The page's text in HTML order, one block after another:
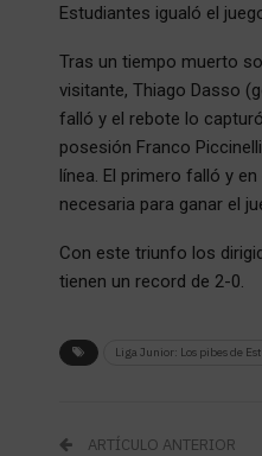
Estudiantes igualó el
Tras un tiempo muerto
visitante, Thiago Dasso
falló y el rebote lo
posesión Franco
línea. El primero falló y
necesaria para ganar el
Con este triunfo los
tienen un record de 2-0.
Liga Junior: Los pibes de
ARTÍCULO ANTERIOR